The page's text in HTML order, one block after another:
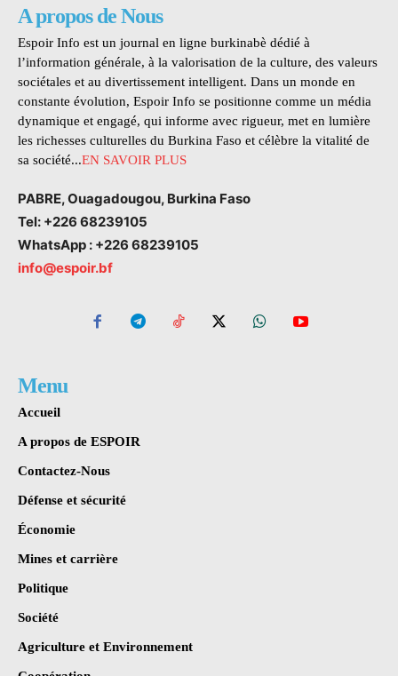
A propos de Nous
Espoir Info est un journal en ligne burkinabè dédié à
l’information générale, à la valorisation de la culture, des valeurs
sociétales et au divertissement intelligent. Dans un monde en
constante évolution, Espoir Info se positionne comme un média
dynamique et engagé, qui informe avec rigueur, met en lumière
les richesses culturelles du Burkina Faso et célèbre la vitalité de
sa société...EN SAVOIR PLUS
PABRE, Ouagadougou, Burkina Faso
Tel: +226 68239105
WhatsApp : +226 68239105
info@espoir.bf
Menu
Accueil
A propos de ESPOIR
Contactez-Nous
Défense et sécurité
Économie
Mines et carrière
Politique
Société
Agriculture et Environnement